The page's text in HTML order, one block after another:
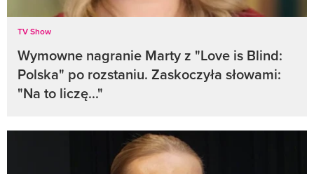
TV Show
Wymowne nagranie Marty z "Love is Blind:
Polska" po rozstaniu. Zaskoczyła słowami:
"Na to liczę..."